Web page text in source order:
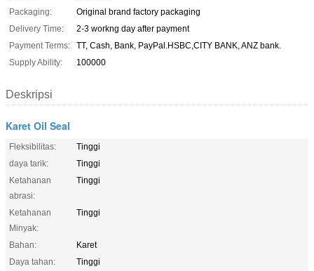
Packaging:
Original brand factory packaging
Delivery Time:
2-3 workng day after payment
Payment Terms:
TT, Cash, Bank, PayPal.HSBC,CITY BANK, ANZ bank.
Supply Ability:
100000
Deskripsi
Karet Oil Seal
Fleksibilitas:
Tinggi
daya tarik:
Tinggi
Ketahanan
abrasi:
Tinggi
Ketahanan
Minyak:
Tinggi
Bahan:
Karet
Daya tahan:
Tinggi